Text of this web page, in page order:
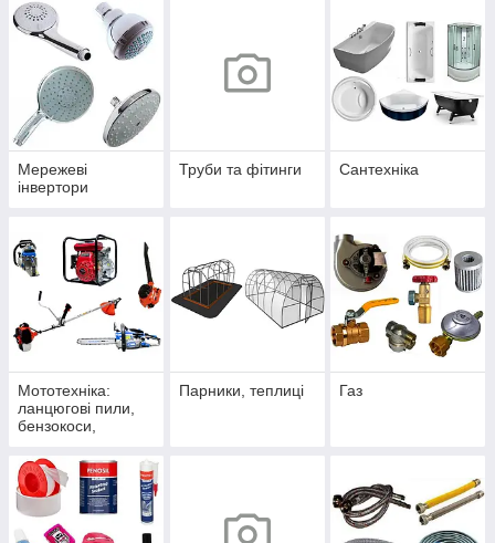
Мережеві
інвертори
Труби та фітинги Сантехніка
Мототехніка:
ланцюгові пили,
бензокоси,
повітродувки
Парники, теплиці Газ